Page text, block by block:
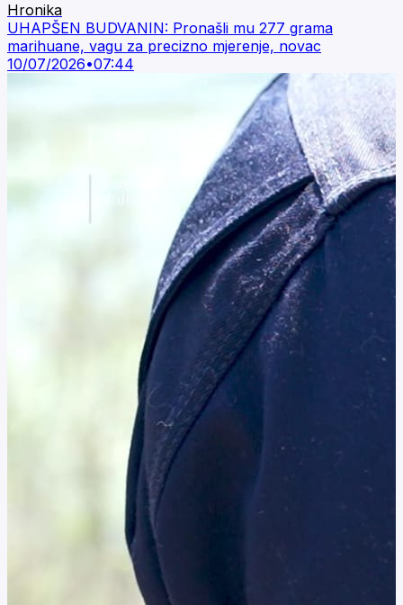
Hronika
UHAPŠEN BUDVANIN: Pronašli mu 277 grama
marihuane, vagu za precizno mjerenje, novac
10/07/2026•07:44